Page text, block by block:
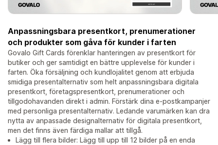
Anpassningsbara presentkort, prenumerationer
och produkter som gåva för kunder i farten
Govalo Gift Cards förenklar hanteringen av presentkort för
butiker och ger samtidigt en bättre upplevelse för kunder i
farten. Öka försäljning och kundlojalitet genom att erbjuda
smidiga presentalternativ som helt anpassningsbara digitala
presentkort, företagspresentkort, prenumerationer och
tillgodohavanden direkt i admin. Förstärk dina e-postkampanjer
med personliga presentalternativ. Ledande varumärken kan dra
nytta av anpassade designalternativ för digitala presentkort,
men det finns även färdiga mallar att tillgå.
Lägg till flera bilder: Lägg till upp till 12 bilder på en enda